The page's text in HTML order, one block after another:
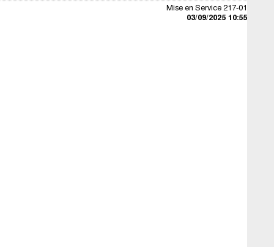
Mise en Service 217-01
03/09/2025 10:55